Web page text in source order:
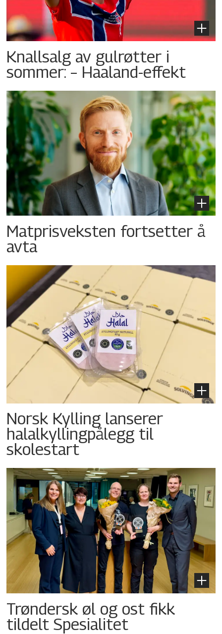
Knallsalg av gulrøtter i
sommer: – Haaland-effekt
Matprisveksten fortsetter å
avta
Norsk Kylling lanserer
halalkyllingpålegg til
skolestart
Trøndersk øl og ost fikk
tildelt Spesialitet